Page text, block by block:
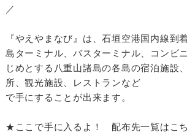
／
『やえやまなび』は、石垣空港国内線到
島ターミナル、バスターミナル、コンビ
じめとする八重山諸島の各島の宿泊施設
所、観光施設、レストランなど
で手にすることが出来ます。
★ここで手に入るよ！ 配布先一覧はこ